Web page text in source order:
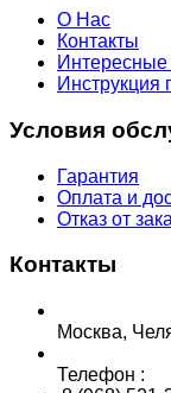
О Нас
Контакты
Интересные
Инструкция
Условия
Гарантия
Оплата и
Отказ от
Контакты
Москва,
Телефон :